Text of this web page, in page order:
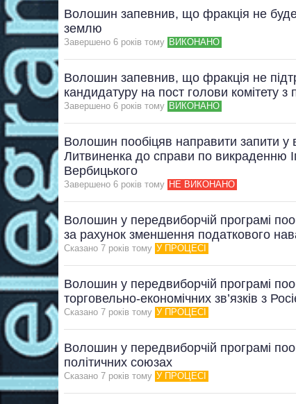
Волошин запевнив, що фракція не буде
землю
Завершено 6 рокiв тому ВИКОНАНО
Волошин запевнив, що фракція не
кандидатуру на пост голови комітету з
Завершено 6 рокiв тому ВИКОНАНО
Волошин пообіцяв направити запити у
Литвиненка до справи по викраденню
Вербицького
Завершено 6 рокiв тому НЕ ВИКОНАНО
Волошин у передвиборчій програмі
за рахунок зменшення податкового
Сказано 7 рокiв тому У ПРОЦЕСІ
Волошин у передвиборчій програмі
торговельно-економічних зв’язків з
Сказано 7 рокiв тому У ПРОЦЕСІ
Волошин у передвиборчій програмі
політичних союзах
Сказано 7 рокiв тому У ПРОЦЕСІ